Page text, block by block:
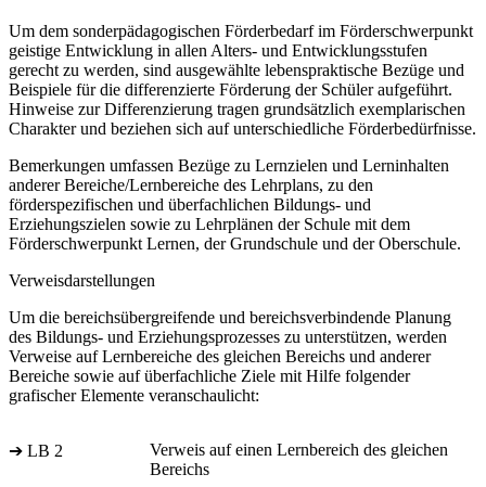
Um dem sonderpädagogischen Förderbedarf im Förderschwerpunkt
geistige Entwicklung in allen Alters- und Entwicklungsstufen
gerecht zu werden, sind ausgewählte lebenspraktische Bezüge und
Beispiele für die differenzierte Förderung der Schüler aufgeführt.
Hinweise zur Differenzierung tragen grundsätzlich exemplarischen
Charakter und beziehen sich auf unterschiedliche Förderbedürfnisse.
Bemerkungen umfassen Bezüge zu Lernzielen und Lerninhalten
anderer Bereiche/Lernbereiche des Lehrplans, zu den
förderspezifischen und überfachlichen Bildungs- und
Erziehungszielen sowie zu Lehrplänen der Schule mit dem
Förderschwerpunkt Lernen, der Grundschule und der Oberschule.
Verweisdarstellungen
Um die bereichsübergreifende und bereichsverbindende Planung
des Bildungs- und Erziehungsprozesses zu unterstützen, werden
Verweise auf Lernbereiche des gleichen Bereichs und anderer
Bereiche sowie auf überfachliche Ziele mit Hilfe folgender
grafischer Elemente veranschaulicht:
➔ LB 2
Verweis auf einen Lernbereich des gleichen
Bereichs